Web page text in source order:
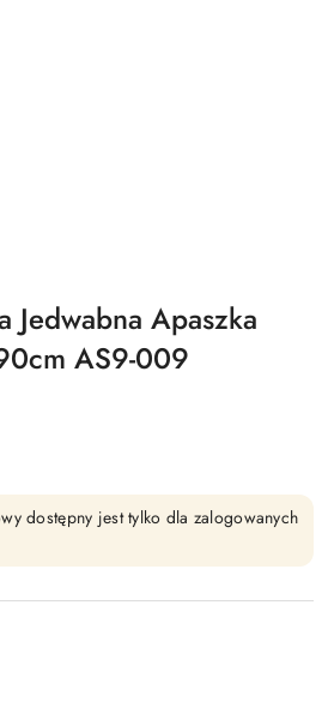
Jedwabna Apaszka
AS9-009
dostępny jest tylko dla zalogowanych